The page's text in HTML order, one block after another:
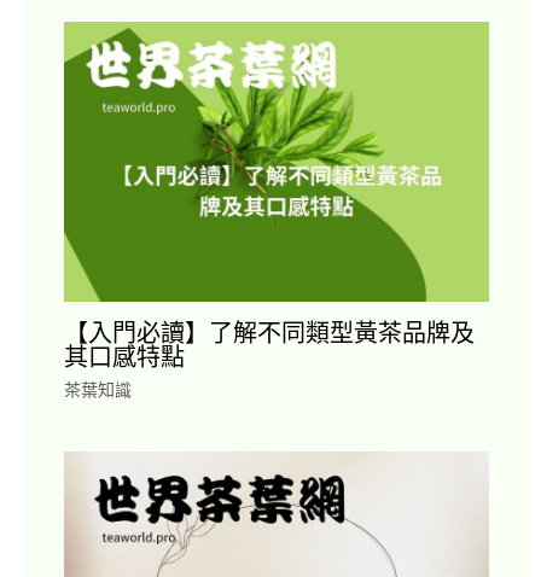
【入門必讀】了解不同類型黃茶品牌及
其口感特點
茶葉知識